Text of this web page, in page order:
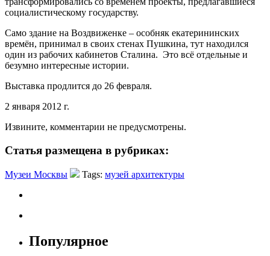
социалистическому государству.
Само здание на Воздвиженке – особняк екатерининских
времён, принимал в своих стенах Пушкина, тут находился
один из рабочих кабинетов Сталина. Это всё отдельные и
безумно интересные истории.
Выставка продлится до 26 февраля.
2 января 2012 г.
Извините, комментарии не предусмотрены.
Статья размещена в рубриках:
Музеи Москвы Tags: музей архитектуры
Популярное